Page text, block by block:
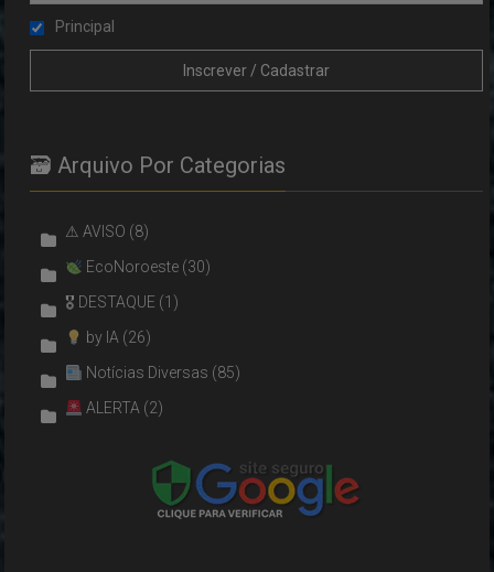
Principal
🗃 Arquivo Por Categorias
⚠ AVISO (8)
EcoNoroeste (30)
🎖 DESTAQUE (1)
by IA (26)
Notícias Diversas (85)
ALERTA (2)